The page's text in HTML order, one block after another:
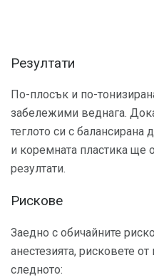
Резултати
По-плосък и по-
забележими веднага.
теглото си с балансирана
и коремната пластика ще
резултати.
Рискове
Заедно с обичайните
анестезията, рисковете
следното: